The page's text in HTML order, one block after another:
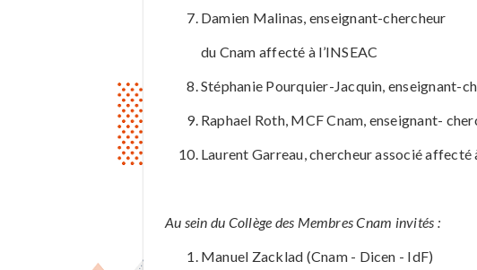
Damien Malinas, enseignant-chercheur
du Cnam affecté à l’INSEAC
Stéphanie Pourquier-Jacquin, enseignant-
Raphael Roth, MCF Cnam, enseignant-
Laurent Garreau, chercheur associé affecté
Au sein du Collège des Membres Cnam invités :
Manuel Zacklad (Cnam - Dicen - IdF)